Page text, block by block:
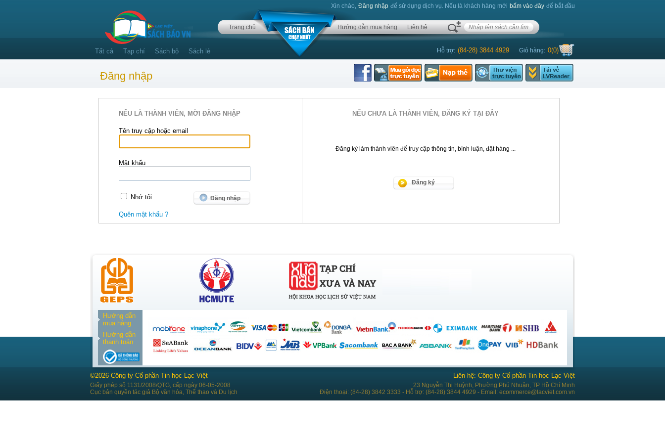
Xin chào, Đăng nhập để sử dụng dịch vụ. Nếu là khách hàng mới bấm vào đây để bắt đầu
Trang chủ Hướng dẫn mua hàng Liên hệ
Hỗ trợ: (84-28) 3844 4929 Giỏ hàng: 0(0)
Tất cả Tạp chí Sách bộ Sách lẻ
Đăng nhập
NẾU LÀ THÀNH VIÊN, MỜI ĐĂNG NHẬP
Tên truy cập hoặc email
Mật khẩu
Nhớ tôi
Quên mật khẩu ?
NẾU CHƯA LÀ THÀNH VIÊN, ĐĂNG KÝ TẠI ĐÂY
Đăng ký làm thành viên để truy cập thông tin, bình luận, đặt hàng ...
Đăng ký
Hướng dẫn
mua hàng
Hướng dẫn
thanh toán
Liên hệ: Công ty Cổ phần Tin học Lạc Việt
23 Nguyễn Thị Huỳnh, Phường Phú Nhuận, TP Hồ Chí Minh
Điện thoại: (84-28) 3842 3333 - Hỗ trợ: (84-28) 3844 4929 - Email: ecommerce@lacviet.com.vn
©2026 Công ty Cổ phần Tin học Lạc Việt
Giấy phép số 1131/2008/QTG, cấp ngày 06-05-2008
Cục bản quyền tác giả Bộ văn hóa, Thể thao và Du lịch